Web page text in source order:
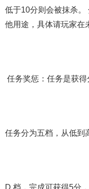
低于10分则会被抹杀
他用途，具体请玩家在
任务奖惩：任务是获得
任务分为五档，从低到
D 档，完成可获得5分